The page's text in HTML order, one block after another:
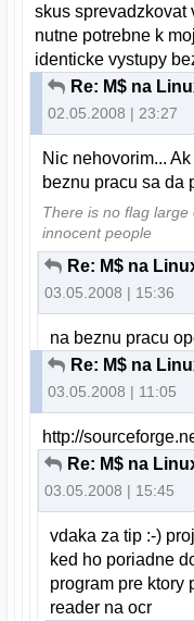
skus sprevadzkovat
nutne potrebne k
identicke vystupy
Re: M$ na
02.05.2008 | 23:27
Nic nehovorim...
beznu pracu sa da
There is no flag
innocent people
Re: M$ na
03.05.2008 | 15:36
na beznu pracu
Re: M$ na
03.05.2008 | 11:05
http://
Re: M$ na
03.05.2008 | 15:45
vdaka za tip :-)
ked ho poriadne
program pre ktory
reader na ocr